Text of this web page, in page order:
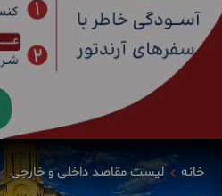
خانه لیست مقاصد داخلی و خارجی